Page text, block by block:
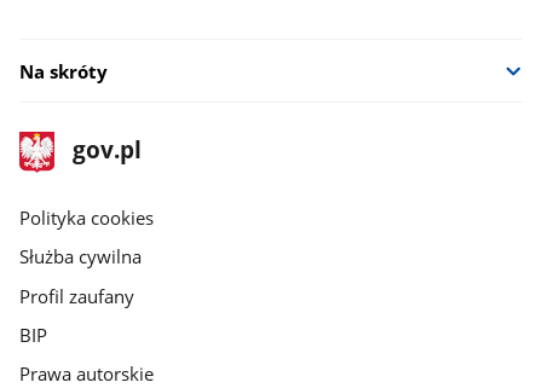
Na skróty
stopka
gov.pl
Strona
gov.pl
gov.pl
Polityka cookies
Służba cywilna
Profil zaufany
BIP
Prawa autorskie